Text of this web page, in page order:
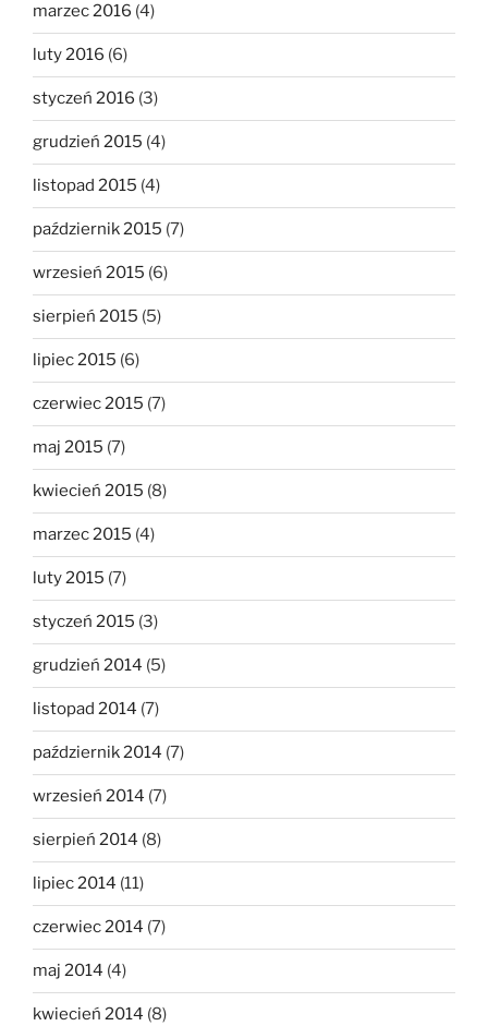
marzec 2016 (4)
luty 2016 (6)
styczeń 2016 (3)
grudzień 2015 (4)
listopad 2015 (4)
październik 2015 (7)
wrzesień 2015 (6)
sierpień 2015 (5)
lipiec 2015 (6)
czerwiec 2015 (7)
maj 2015 (7)
kwiecień 2015 (8)
marzec 2015 (4)
luty 2015 (7)
styczeń 2015 (3)
grudzień 2014 (5)
listopad 2014 (7)
październik 2014 (7)
wrzesień 2014 (7)
sierpień 2014 (8)
lipiec 2014 (11)
czerwiec 2014 (7)
maj 2014 (4)
kwiecień 2014 (8)